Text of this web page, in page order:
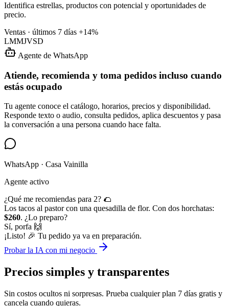
Identifica estrellas, productos con potencial y oportunidades de
precio.
Ventas · últimos 7 días +14%
LMMJVSD
Agente de WhatsApp
Atiende, recomienda y toma pedidos incluso cuando
estás ocupado
Tu agente conoce el catálogo, horarios, precios y disponibilidad.
Responde texto o audio, consulta pedidos, aplica descuentos y pasa
la conversación a una persona cuando hace falta.
WhatsApp · Casa Vainilla
Agente activo
¿Qué me recomiendas para 2? 🌮
Los tacos al pastor con una quesadilla de flor. Con dos horchatas:
$260. ¿Lo preparo?
Sí, porfa 🙌
¡Listo! 🎉 Tu pedido ya va en preparación.
Probar la IA con mi negocio
Precios simples y transparentes
Sin costos ocultos ni sorpresas. Prueba cualquier plan 7 días gratis y
cancela cuando quieras.